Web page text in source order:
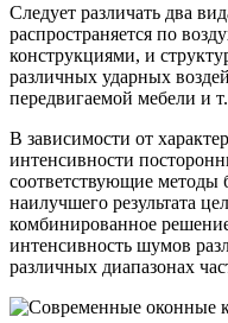
Следует различать два
распространяется по
конструкциями, и
различных ударных
передвигаемой мебели и
В зависимости от
интенсивности
соответствующие
наилучшего результата
комбинированное
интенсивность шумов
различных диапазонах